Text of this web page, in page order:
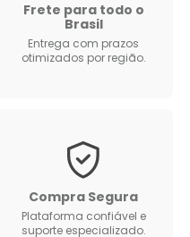
Frete para todo o
Brasil
Entrega com prazos
otimizados por região.
Compra Segura
Plataforma confiável e
suporte especializado.